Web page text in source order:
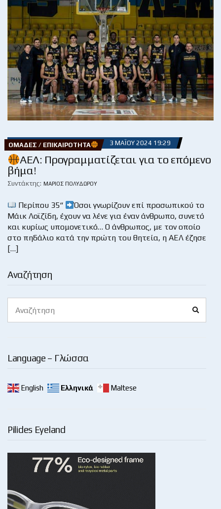
Αναζήτηση
for:
Language – Γλώσσα
English Ελληνικά Maltese
Pilides Eyeland
ΟΜΆΔΕΣ / ΕΠΙΚΑΙΡΌΤΗΤΑ 3 ΜΑΪ́ΟΥ 2024 19:29
ΑΕΛ: Προγραμματίζεται για το επόμενο
βήμα!
Συντάκτης: ΜΆΡΙΟΣ ΠΟΛΥΔΏΡΟΥ
Περίπου 35“
Όσοι γνωρίζουν επί προσωπικού το
Μάικ Λοϊζίδη, έχουν να λένε για έναν άνθρωπο, συνετό
και κυρίως υπομονετικό… Ο άνθρωπος, με τον οποίο
στο πηδάλιο κατά την πρώτη του θητεία, η ΑΕΛ έζησε
[…]